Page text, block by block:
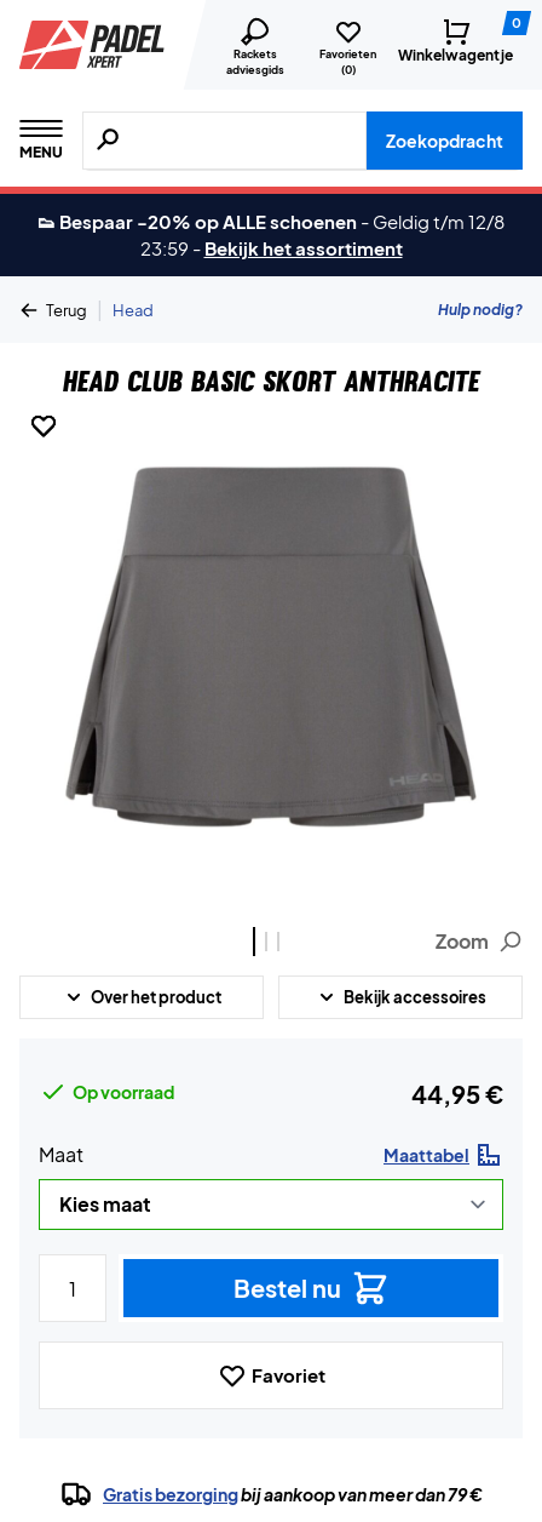
Rackets
adviesgids
Favorieten
(0)
0
Winkelwagentje
MENU
Zoeken naar producten, merken etc.
Zoekopdracht
👟 Bespaar -20% op ALLE schoenen - Geldig t/m 12/8
23:59 - Bekijk het assortiment
Terug | Head Hulp nodig?
Head Club Basic Skort Anthracite
Zoom
Over het product Bekijk accessoires
Op voorraad 44,95 €
Maat Maattabel
Bestel nu
Favoriet
Gratis bezorgingbij aankoop van meer dan 79 €